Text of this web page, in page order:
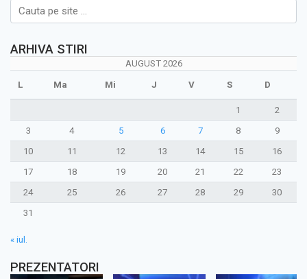
ARHIVA STIRI
AUGUST 2026
L Ma Mi J V S D
1
2
3
4 5 6 7 8
9
10
11 12 13 14 15
16
17
18 19 20 21 22
23
24
25 26 27 28 29
30
31
« iul.
PREZENTATORI